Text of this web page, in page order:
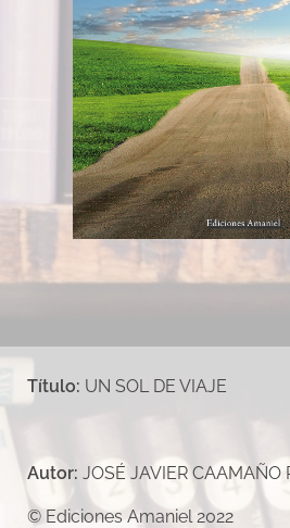
POESÍA
GRUPO EDITORIAL DE POESÍA
Título: UN SOL DE VIAJE
Autor: JOSÉ JAVIER CAAMAÑO
© Ediciones Amaniel 2022